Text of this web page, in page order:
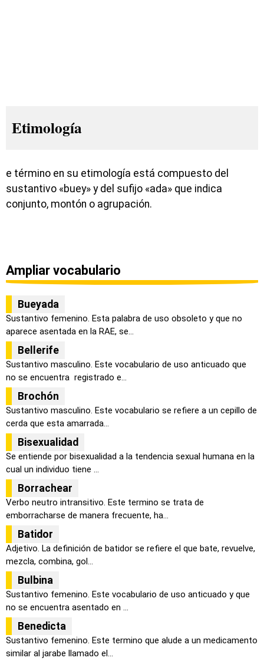
Etimología
e término en su etimología está compuesto del
sustantivo «buey» y del sufijo «ada» que indica
conjunto, montón o agrupación.
Ampliar vocabulario
Bueyada
Sustantivo femenino. Esta palabra de uso obsoleto y que no
aparece asentada en la RAE, se...
Bellerife
Sustantivo masculino. Este vocabulario de uso anticuado que
no se encuentra registrado e...
Brochón
Sustantivo masculino. Este vocabulario se refiere a un cepillo de
cerda que esta amarrada...
Bisexualidad
Se entiende por bisexualidad a la tendencia sexual humana en la
cual un individuo tiene ...
Borrachear
Verbo neutro intransitivo. Este termino se trata de
emborracharse de manera frecuente, ha...
Batidor
Adjetivo. La definición de batidor se refiere el que bate, revuelve,
mezcla, combina, gol...
Bulbina
Sustantivo femenino. Este vocabulario de uso anticuado y que
no se encuentra asentado en ...
Benedicta
Sustantivo femenino. Este termino que alude a un medicamento
similar al jarabe llamado el...